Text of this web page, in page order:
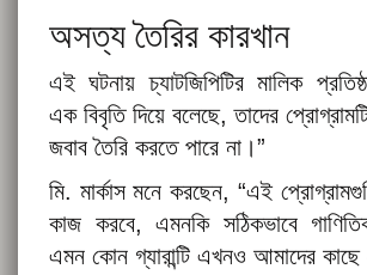
অসত্য তৈরির কারখান
এই ঘটনায় চ্যাটজিপিটির মালিক
এক বিবৃতি দিয়ে বলেছে, তাদের
জবাব তৈরি করতে পারে না।”
মি. মার্কাস মনে করছেন, “এই
কাজ করবে, এমনকি সঠিকভাবে
এমন কোন গ্যারান্টি এখনও আমাদের